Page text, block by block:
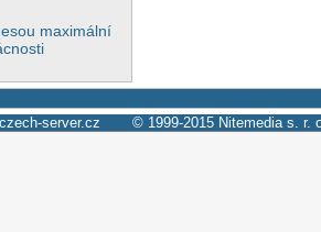
maximální
server.cz © 1999-2015 Nitemedia s. r.